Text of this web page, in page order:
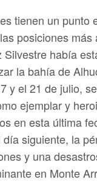
tienen un punto
posiciones más
había
la bahía de
y el 21 de julio,
ejemplar y
en esta última
siguiente, la
y una
en Monte